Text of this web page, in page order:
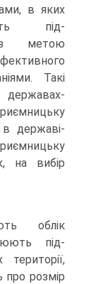
в яких
під­
з метою
Такі
в державі-
на вибір
облік
під­
про розмір